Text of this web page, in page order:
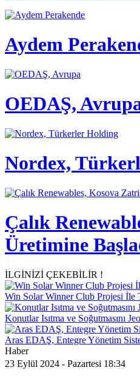
Aydem
OEDAŞ,
Nordex,
Çalık
Üretimine
İLGİNİZİ ÇEKEBİLİR !
Win Solar Winner Club Projesi İle
Konutlar Isıtma ve Soğutmasını
Aras EDAŞ, Entegre Yönetim
Haber
23 Eylül 2024 - Pazartesi 18:34